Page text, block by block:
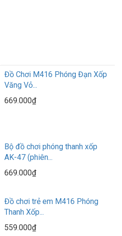
Đồ Chơi M416 Phóng Đạn Xốp
Văng Vỏ...
669.000₫
Bộ đồ chơi phóng thanh xốp
AK-47 (phiên...
669.000₫
Đồ chơi trẻ em M416 Phóng
Thanh Xốp...
559.000₫